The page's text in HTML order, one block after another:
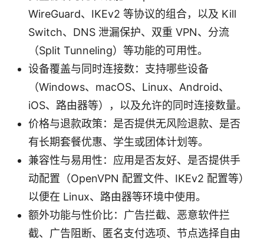
WireGuard、IKEv2 等协议的组合，以及 Kill
Switch、DNS 泄漏保护、双重 VPN、分流
（Split Tunneling）等功能的可用性。
设备覆盖与同时连接数：支持哪些设备
（Windows、macOS、Linux、Android、
iOS、路由器等），以及允许的同时连接数量。
价格与退款政策：是否提供无风险退款、是否
有长期套餐优惠、学生或团体计划等。
兼容性与易用性：应用是否友好、是否提供手
动配置（OpenVPN 配置文件、IKEv2 配置等）
以便在 Linux、路由器等环境中使用。
额外功能与性价比：广告拦截、恶意软件拦
截、广告阻断、匿名支付选项、节点选择自由